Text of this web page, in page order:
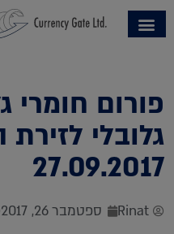
פורום חומרי
גלובלי
27.09.2017
Rinat ספטמבר 26, 2017